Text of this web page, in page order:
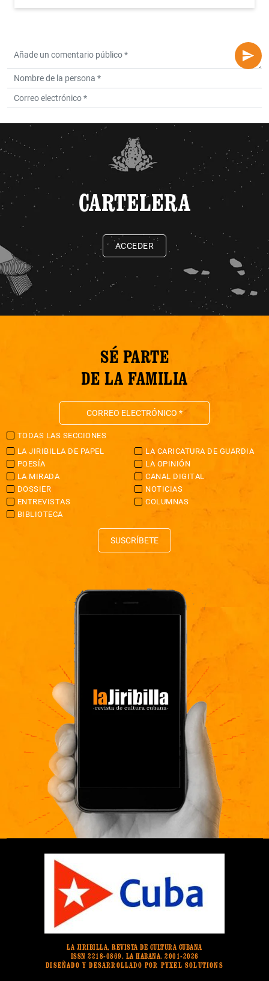
CARTELERA
ACCEDER
SÉ PARTE
DE LA FAMILIA
TODAS LAS SECCIONES
LA JIRIBILLA DE PAPEL
LA CARICATURA DE GUARDIA
POESÍA
LA OPINIÓN
LA MIRADA
CANAL DIGITAL
DOSSIER
NOTICIAS
ENTREVISTAS
COLUMNAS
BIBLIOTECA
SUSCRÍBETE
LA JIRIBILLA, REVISTA DE CULTURA CUBANA
ISSN 2218-0869. LA HABANA. 2001-2026
DISEÑADO Y DESARROLLADO POR PYXEL SOLUTIONS